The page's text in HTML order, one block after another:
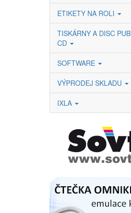
ETIKETY NA ROLI
TISKÁRNY A DISC
CD
SOFTWARE
VÝPRODEJ SKLADU
IXLA